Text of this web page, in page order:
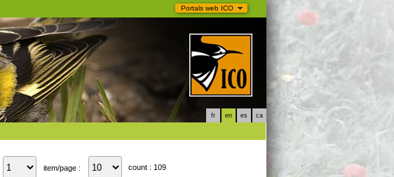
Portals web ICO
fr en es ca
item/page : count : 109